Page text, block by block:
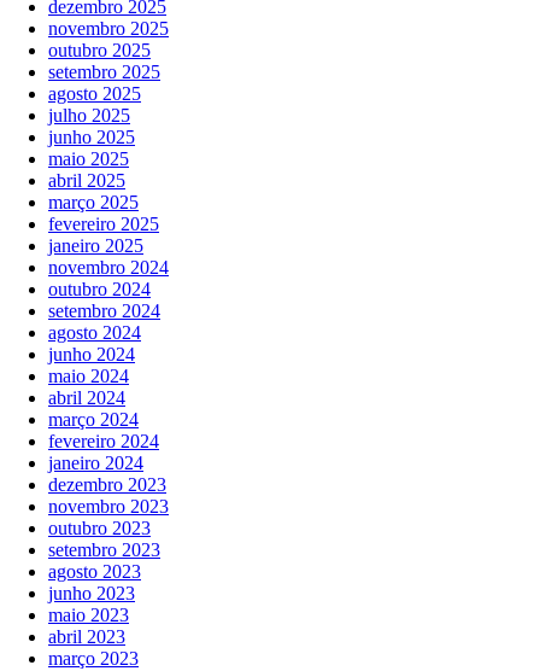
dezembro 2025
novembro 2025
outubro 2025
setembro 2025
agosto 2025
julho 2025
junho 2025
maio 2025
abril 2025
março 2025
fevereiro 2025
janeiro 2025
novembro 2024
outubro 2024
setembro 2024
agosto 2024
junho 2024
maio 2024
abril 2024
março 2024
fevereiro 2024
janeiro 2024
dezembro 2023
novembro 2023
outubro 2023
setembro 2023
agosto 2023
junho 2023
maio 2023
abril 2023
março 2023